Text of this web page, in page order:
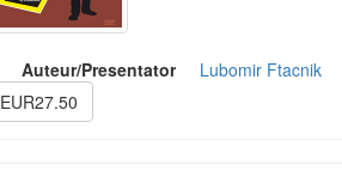
Auteur/Presentator
Lubomir Ftacnik
EUR27.50